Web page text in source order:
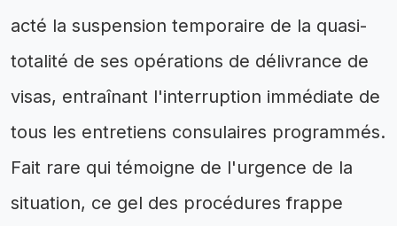
acté la suspension temporaire de la quasi-
totalité de ses opérations de délivrance de
visas, entraînant l'interruption immédiate de
tous les entretiens consulaires programmés.
Fait rare qui témoigne de l'urgence de la
situation, ce gel des procédures frappe